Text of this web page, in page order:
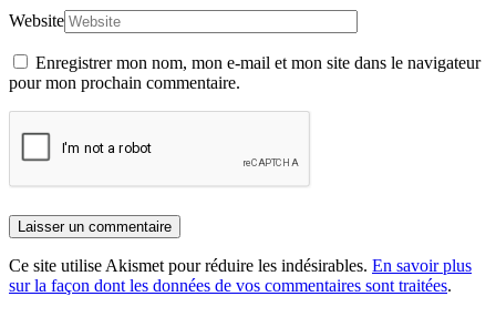
Website
Enregistrer mon nom, mon e-mail et mon site dans le navigateur
pour mon prochain commentaire.
Ce site utilise Akismet pour réduire les indésirables. En savoir plus
sur la façon dont les données de vos commentaires sont traitées.